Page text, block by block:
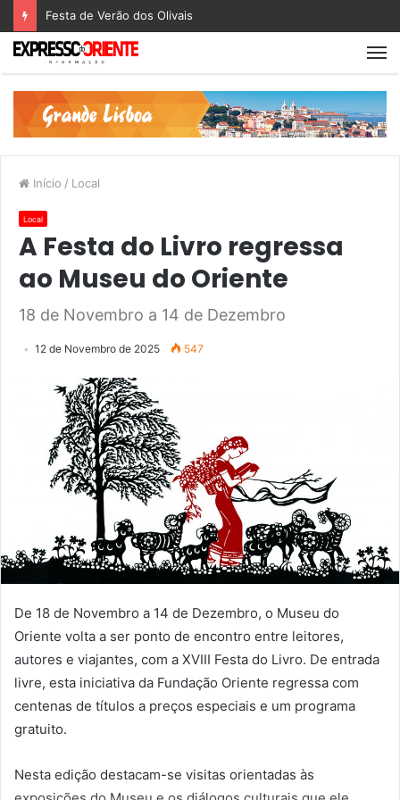
Festa de Verão dos Olivais
Início / Local
Local
A Festa do Livro regressa
ao Museu do Oriente
18 de Novembro a 14 de Dezembro
12 de Novembro de 2025 547
De 18 de Novembro a 14 de Dezembro, o Museu do
Oriente volta a ser ponto de encontro entre leitores,
autores e viajantes, com a XVIII Festa do Livro. De entrada
livre, esta iniciativa da Fundação Oriente regressa com
centenas de títulos a preços especiais e um programa
gratuito.
Nesta edição destacam-se visitas orientadas às